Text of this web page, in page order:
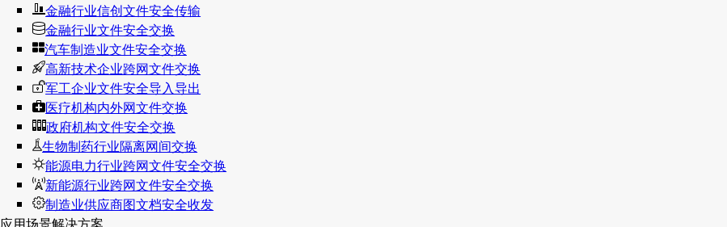
金融行业信创文件安全传输
金融行业文件安全交换
汽车制造业文件安全交换
高新技术企业跨网文件交换
军工企业文件安全导入导出
医疗机构内外网文件交换
政府机构文件安全交换
生物制药行业隔离网间交换
能源电力行业跨网文件安全交换
新能源行业跨网文件安全交换
制造业供应商图文档安全收发